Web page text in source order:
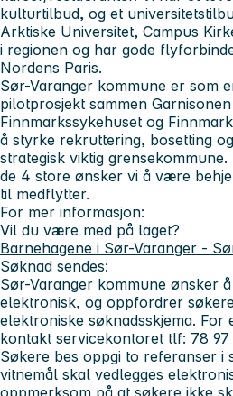
kulturtilbud, og et
Arktiske Universitet, Campus
i regionen og har gode
Nordens Paris.
Sør-Varanger kommune er som
pilotprosjekt sammen
Finnmarkssykehuset og
å styrke rekruttering, bosetting
strategisk viktig
de 4 store ønsker vi å være
til medflytter.
For mer informasjon:
Vil du være med på laget?
Barnehagene i Sør-Varanger -
Søknad sendes:
Sør-Varanger kommune ønsker
elektronisk, og oppfordrer
elektroniske søknadsskjema. For
kontakt servicekontoret tlf: 78 97
Søkere bes oppgi to referanser i
vitnemål skal vedlegges
oppmerksom på at søkere ikke